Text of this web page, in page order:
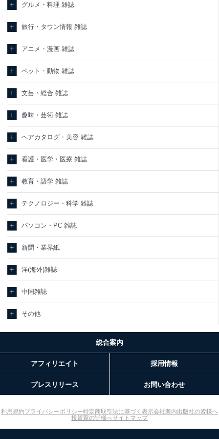
グルメ・料理 雑誌
旅行・タウン情報 雑誌
アニメ・漫画 雑誌
ペット・動物 雑誌
文芸・総合 雑誌
趣味・芸術 雑誌
ヘアカタログ・美容 雑誌
看護・医学・医療 雑誌
教育・語学 雑誌
テクノロジー・科学 雑誌
パソコン・PC 雑誌
新聞・業界紙
洋(海外)雑誌
中国雑誌
その他
総合案内
アフィリエイト 採用情報
プレスリリース お問い合わせ
利用規約プライバシーポリシー特定商取引法に基づく表示会社案内出版社の皆様へ
投資家の皆様へサイトマップ